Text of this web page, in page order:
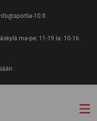
10.fi
ma-pe: 11-19 la: 10-16